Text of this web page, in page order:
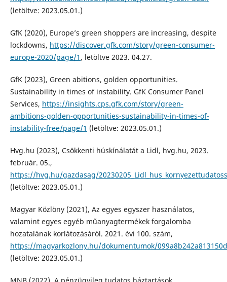
(letöltve: 2023.05.01.)
GfK (2020), Europe’s green shoppers are increasing, despite
lockdowns, https://discover.gfk.com/story/green-consumer-
europe-2020/page/1 , letöltve 2023. 04.27.
GfK (2023), Green abitions, golden opportunities.
Sustainability in times of instability. GfK Consumer Panel
Services, https://insights.cps.gfk.com/story/green-
ambitions-golden-opportunities-sustainability-in-times-of-
instability-free/page/1 (letöltve: 2023.05.01.)
Hvg.hu (2023), Csökkenti húskínálatát a Lidl, hvg.hu, 2023.
február. 05.,
https://hvg.hu/gazdasag/
(letöltve: 2023.05.01.)
Magyar Közlöny (2021), Az egyes egyszer használatos,
valamint egyes egyéb műanyagtermékek forgalomba
hozatalának korlátozásáról. 2021. évi 100. szám,
https://magyarkozlony.hu/dokumentumok/
(letöltve: 2023.05.01.)
MNB (2022), A pénzügyileg tudatos háztartások